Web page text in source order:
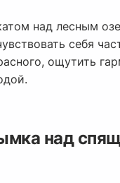
над лесным
себя
ощутить
над